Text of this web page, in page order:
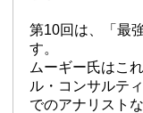
第10回は、「最
す。
ムーギー氏はこ
ル・コンサルテ
でのアナリスト